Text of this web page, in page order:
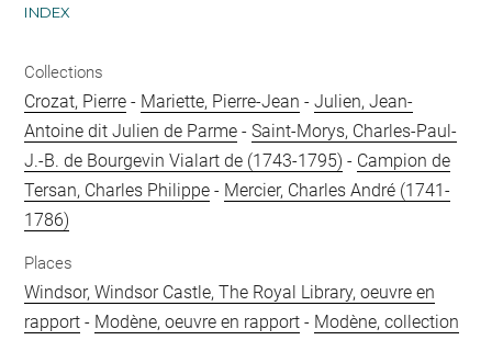
INDEX
Collections
Crozat, Pierre - Mariette, Pierre-Jean -Julien, Jean-
Antoine dit Julien de Parme -Saint-Morys, Charles-Paul-
J.-B. de Bourgevin Vialart de (1743-1795) - Campion de
Tersan, Charles Philippe - Mercier, Charles André (1741-
1786)
Places
Windsor, Windsor Castle, The Royal Library, oeuvre en
rapport - Modène, oeuvre en rapport - Modène, collection